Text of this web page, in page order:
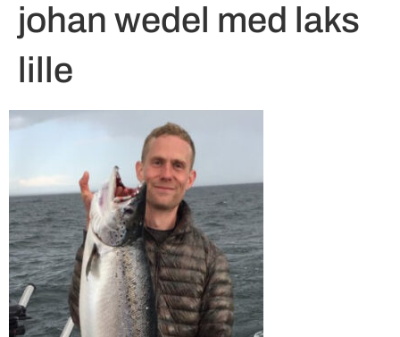
johan wedel med laks
lille